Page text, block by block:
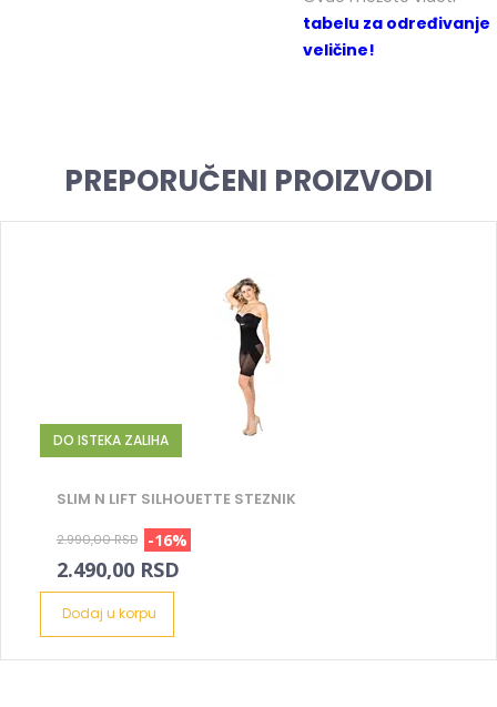
tabelu za određivanje
veličine!
PREPORUČENI PROIZVODI
DO ISTEKA ZALIHA
SLIM N LIFT SILHOUETTE STEZNIK
2.990,00 RSD -16%
2.490,00 RSD
Dodaj u korpu